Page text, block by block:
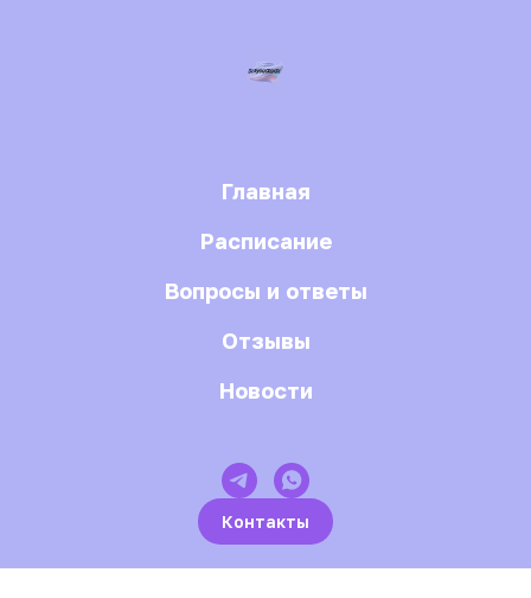
Главная
Расписание
Вопросы и ответы
Отзывы
Новости
Контакты